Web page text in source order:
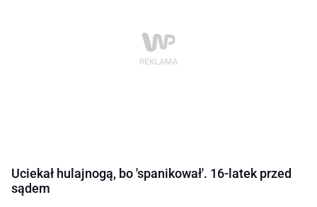
Uciekał hulajnogą, bo 'spanikował'. 16-latek przed
sądem